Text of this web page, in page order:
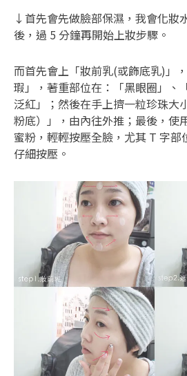
↓首先會先做臉部保濕，我會化妝
後，過 5 分鐘再開始上妝步驟。
而首先會上「妝前乳(或飾底乳)」
瑕」，著重部位在：「黑眼圈」、
泛紅」；然後在手上擠一粒珍珠大
粉底）」，由內往外推；最後，使
蜜粉，輕輕按壓全臉，尤其 T 字
仔細按壓。